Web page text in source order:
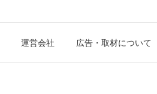
運営会社 広告・取材について